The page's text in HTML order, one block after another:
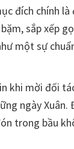
đích chính
sắp xếp
một sự
khi mời đối
ngày
trong bầu